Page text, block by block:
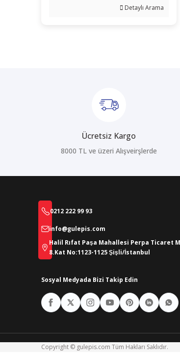
Detaylı Arama
Ücretsiz Kargo
8000 TL ve üzeri Alışveirşlerde
0212 222 99 93
info@gulepis.com
Halil Rıfat Paşa Mahallesi Perpa Ticaret
8.Kat No:1123-1125 Şişli/İstanbul
Sosyal Medyada Bizi Takip Edin
Copyright © gulepis.com Tüm Hakları Saklıdır.